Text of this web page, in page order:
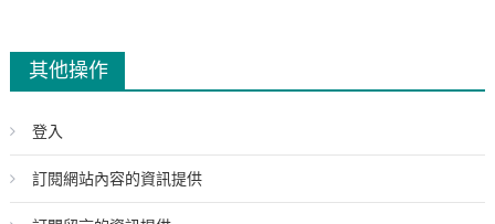
其他操作
登入
訂閱網站內容的資訊提供